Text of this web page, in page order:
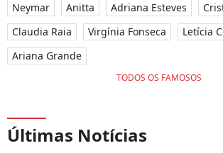
Neymar Anitta Adriana Esteves
Claudia Raia
Virgínia Fonseca
Letícia
Ariana Grande
TODOS OS FAMOSOS
Últimas Notícias